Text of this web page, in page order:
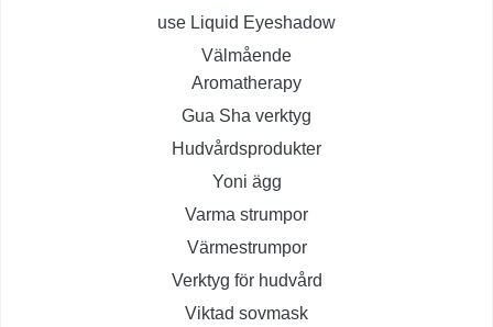
use Liquid Eyeshadow
Välmående
Aromatherapy
Gua Sha verktyg
Hudvårdsprodukter
Yoni ägg
Varma strumpor
Värmestrumpor
Verktyg för hudvård
Viktad sovmask